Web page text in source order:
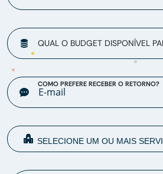
QUAL O BUDGET DISPONÍVEL
COMO PREFERE RECEBER O RETORNO?